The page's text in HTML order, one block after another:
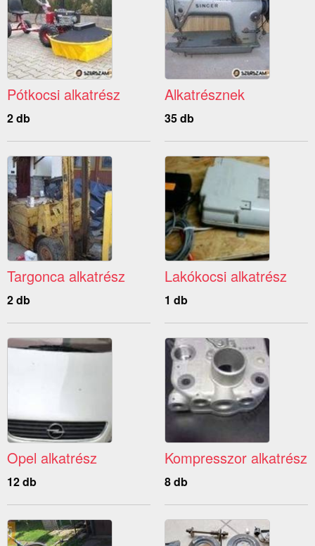
Pótkocsi alkatrész
2 db
Alkatrésznek
35 db
Targonca alkatrész
2 db
Lakókocsi alkatrész
1 db
Opel alkatrész
12 db
Kompresszor alkatrész
8 db